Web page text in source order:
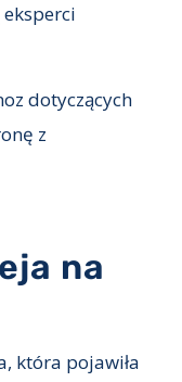
dotyczących
z
na
która pojawiła